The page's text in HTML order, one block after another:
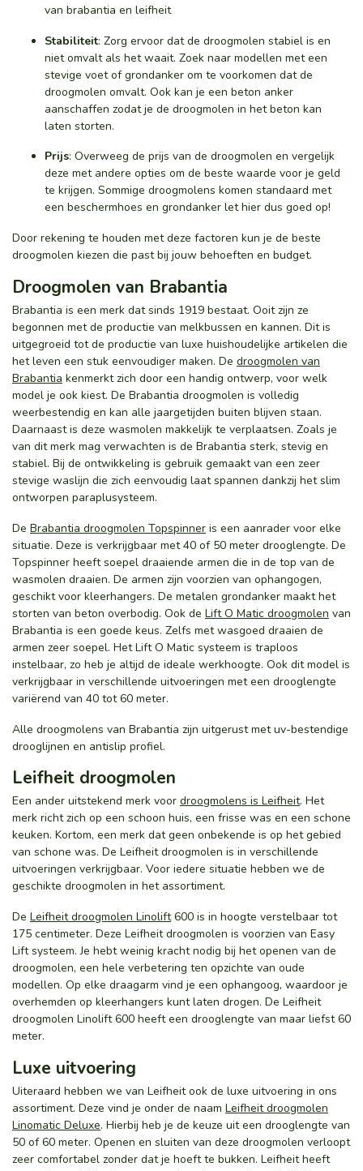
van brabantia en leifheit
Stabiliteit: Zorg ervoor dat de droogmolen stabiel is en
niet omvalt als het waait. Zoek naar modellen met een
stevige voet of grondanker om te voorkomen dat de
droogmolen omvalt. Ook kan je een beton anker
aanschaffen zodat je de droogmolen in het beton kan
laten storten.
Prijs: Overweeg de prijs van de droogmolen en vergelijk
deze met andere opties om de beste waarde voor je geld
te krijgen. Sommige droogmolens komen standaard met
een beschermhoes en grondanker let hier dus goed op!
Door rekening te houden met deze factoren kun je de beste
droogmolen kiezen die past bij jouw behoeften en budget.
Droogmolen van Brabantia
Brabantia is een merk dat sinds 1919 bestaat. Ooit zijn ze
begonnen met de productie van melkbussen en kannen. Dit is
uitgegroeid tot de productie van luxe huishoudelijke artikelen die
het leven een stuk eenvoudiger maken. De droogmolen van
Brabantia kenmerkt zich door een handig ontwerp, voor welk
model je ook kiest. De Brabantia droogmolen is volledig
weerbestendig en kan alle jaargetijden buiten blijven staan.
Daarnaast is deze wasmolen makkelijk te verplaatsen. Zoals je
van dit merk mag verwachten is de Brabantia sterk, stevig en
stabiel. Bij de ontwikkeling is gebruik gemaakt van een zeer
stevige waslijn die zich eenvoudig laat spannen dankzij het slim
ontworpen paraplusysteem.
De Brabantia droogmolen Topspinner is een aanrader voor elke
situatie. Deze is verkrijgbaar met 40 of 50 meter drooglengte. De
Topspinner heeft soepel draaiende armen die in de top van de
wasmolen draaien. De armen zijn voorzien van ophangogen,
geschikt voor kleerhangers. De metalen grondanker maakt het
storten van beton overbodig. Ook de Lift O Matic droogmolen van
Brabantia is een goede keus. Zelfs met wasgoed draaien de
armen zeer soepel. Het Lift O Matic systeem is traploos
instelbaar, zo heb je altijd de ideale werkhoogte. Ook dit model is
verkrijgbaar in verschillende uitvoeringen met een drooglengte
variërend van 40 tot 60 meter.
Alle droogmolens van Brabantia zijn uitgerust met uv-bestendige
drooglijnen en antislip profiel.
Leifheit droogmolen
Een ander uitstekend merk voor droogmolens is Leifheit. Het
merk richt zich op een schoon huis, een frisse was en een schone
keuken. Kortom, een merk dat geen onbekende is op het gebied
van schone was. De Leifheit droogmolen is in verschillende
uitvoeringen verkrijgbaar. Voor iedere situatie hebben we de
geschikte droogmolen in het assortiment.
De Leifheit droogmolen Linolift600 is in hoogte verstelbaar tot
175 centimeter. Deze Leifheit droogmolen is voorzien van Easy
Lift systeem. Je hebt weinig kracht nodig bij het openen van de
droogmolen, een hele verbetering ten opzichte van oude
modellen. Op elke draagarm vind je een ophangoog, waardoor je
overhemden op kleerhangers kunt laten drogen. De Leifheit
droogmolen Linolift 600 heeft een drooglengte van maar liefst 60
meter.
Luxe uitvoering
Uiteraard hebben we van Leifheit ook de luxe uitvoering in ons
assortiment. Deze vind je onder de naam Leifheit droogmolen
Linomatic Deluxe. Hierbij heb je de keuze uit een drooglengte van
50 of 60 meter. Openen en sluiten van deze droogmolen verloopt
zeer comfortabel zonder dat je hoeft te bukken. Leifheit heeft